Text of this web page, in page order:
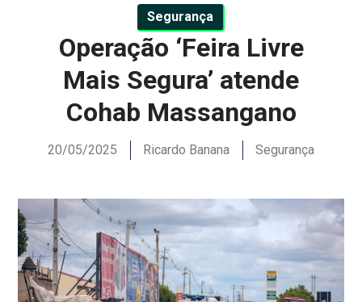
Segurança
Operação ‘Feira Livre
Mais Segura’ atende
Cohab Massangano
20/05/2025 Ricardo Banana Segurança